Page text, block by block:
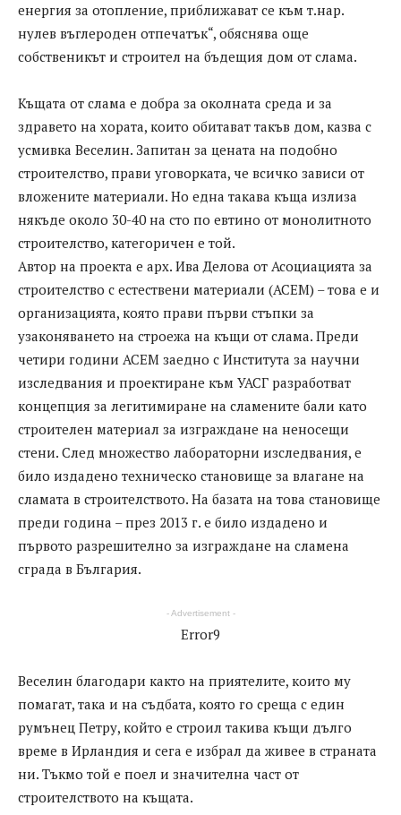
енергия за отопление, приближават се към т.нар.
нулев въглероден отпечатък“, обяснява още
собственикът и строител на бъдещия дом от слама.
Къщата от слама е добра за околната среда и за
здравето на хората, които обитават такъв дом, казва с
усмивка Веселин. Запитан за цената на подобно
строителство, прави уговорката, че всичко зависи от
вложените материали. Но една такава къща излиза
някъде около 30-40 на сто по евтино от монолитното
строителство, категоричен е той.
Автор на проекта е арх. Ива Делова от Асоциацията за
строителство с естествени материали (АСЕМ) – това е и
организацията, която прави първи стъпки за
узаконяването на строежа на къщи от слама. Преди
четири години АСЕМ заедно с Института за научни
изследвания и проектиране към УАСГ разработват
концепция за легитимиране на сламените бали като
строителен материал за изграждане на неносещи
стени. След множество лабораторни изследвания, е
било издадено техническо становище за влагане на
сламата в строителството. На базата на това становище
преди година – през 2013 г. е било издадено и
първото разрешително за изграждане на сламена
сграда в България.
- Advertisement -
Error9
Веселин благодари както на приятелите, които му
помагат, така и на съдбата, която го среща с един
румънец Петру, който е строил такива къщи дълго
време в Ирландия и сега е избрал да живее в страната
ни. Тъкмо той е поел и значителна част от
строителството на къщата.